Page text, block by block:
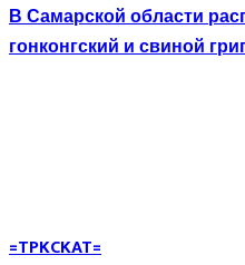
В Самарской области
гонконгский и свиной
=TPKCKAT=